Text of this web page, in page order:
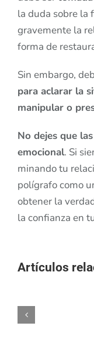
la duda sobre la
gravemente la
forma de
Sin embargo,
para aclarar la
manipular o
No dejes que
emocional. Si
minando tu
polígrafo como
obtener la
la confianza en
Artículos